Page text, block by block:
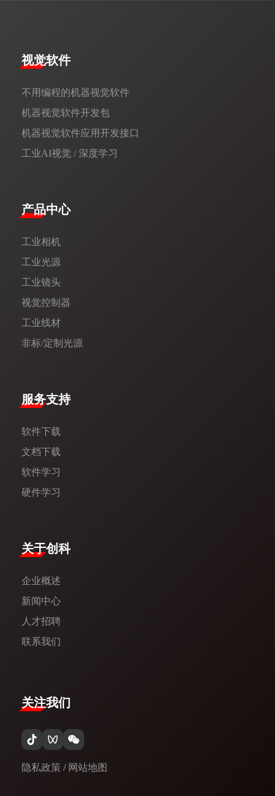
视觉软件
不用编程的机器视觉软件
机器视觉软件开发包
机器视觉软件应用开发接口
工业AI视觉 / 深度学习
产品中心
工业相机
工业光源
工业镜头
视觉控制器
工业线材
非标/定制光源
服务支持
软件下载
文档下载
软件学习
硬件学习
​关于创科​
企业概述
新闻中心​
人才招聘
联系我们
关注我们
隐私政策 / 网站地图